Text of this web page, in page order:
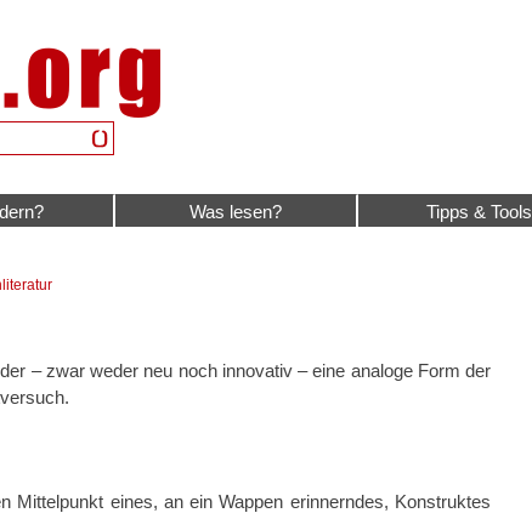
Was lesen? Tipps & Tools
– zwar weder neu noch innovativ – eine analoge Form der
Mittelpunkt eines, an ein Wappen erinnerndes, Konstruktes